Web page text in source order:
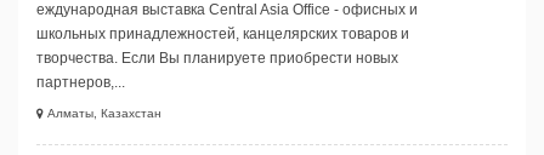
еждународная выставка Central Asia Office - офисных и
школьных принадлежностей, канцелярских товаров и
творчества. Если Вы планируете приобрести новых
партнеров,...
Алматы, Казахстан